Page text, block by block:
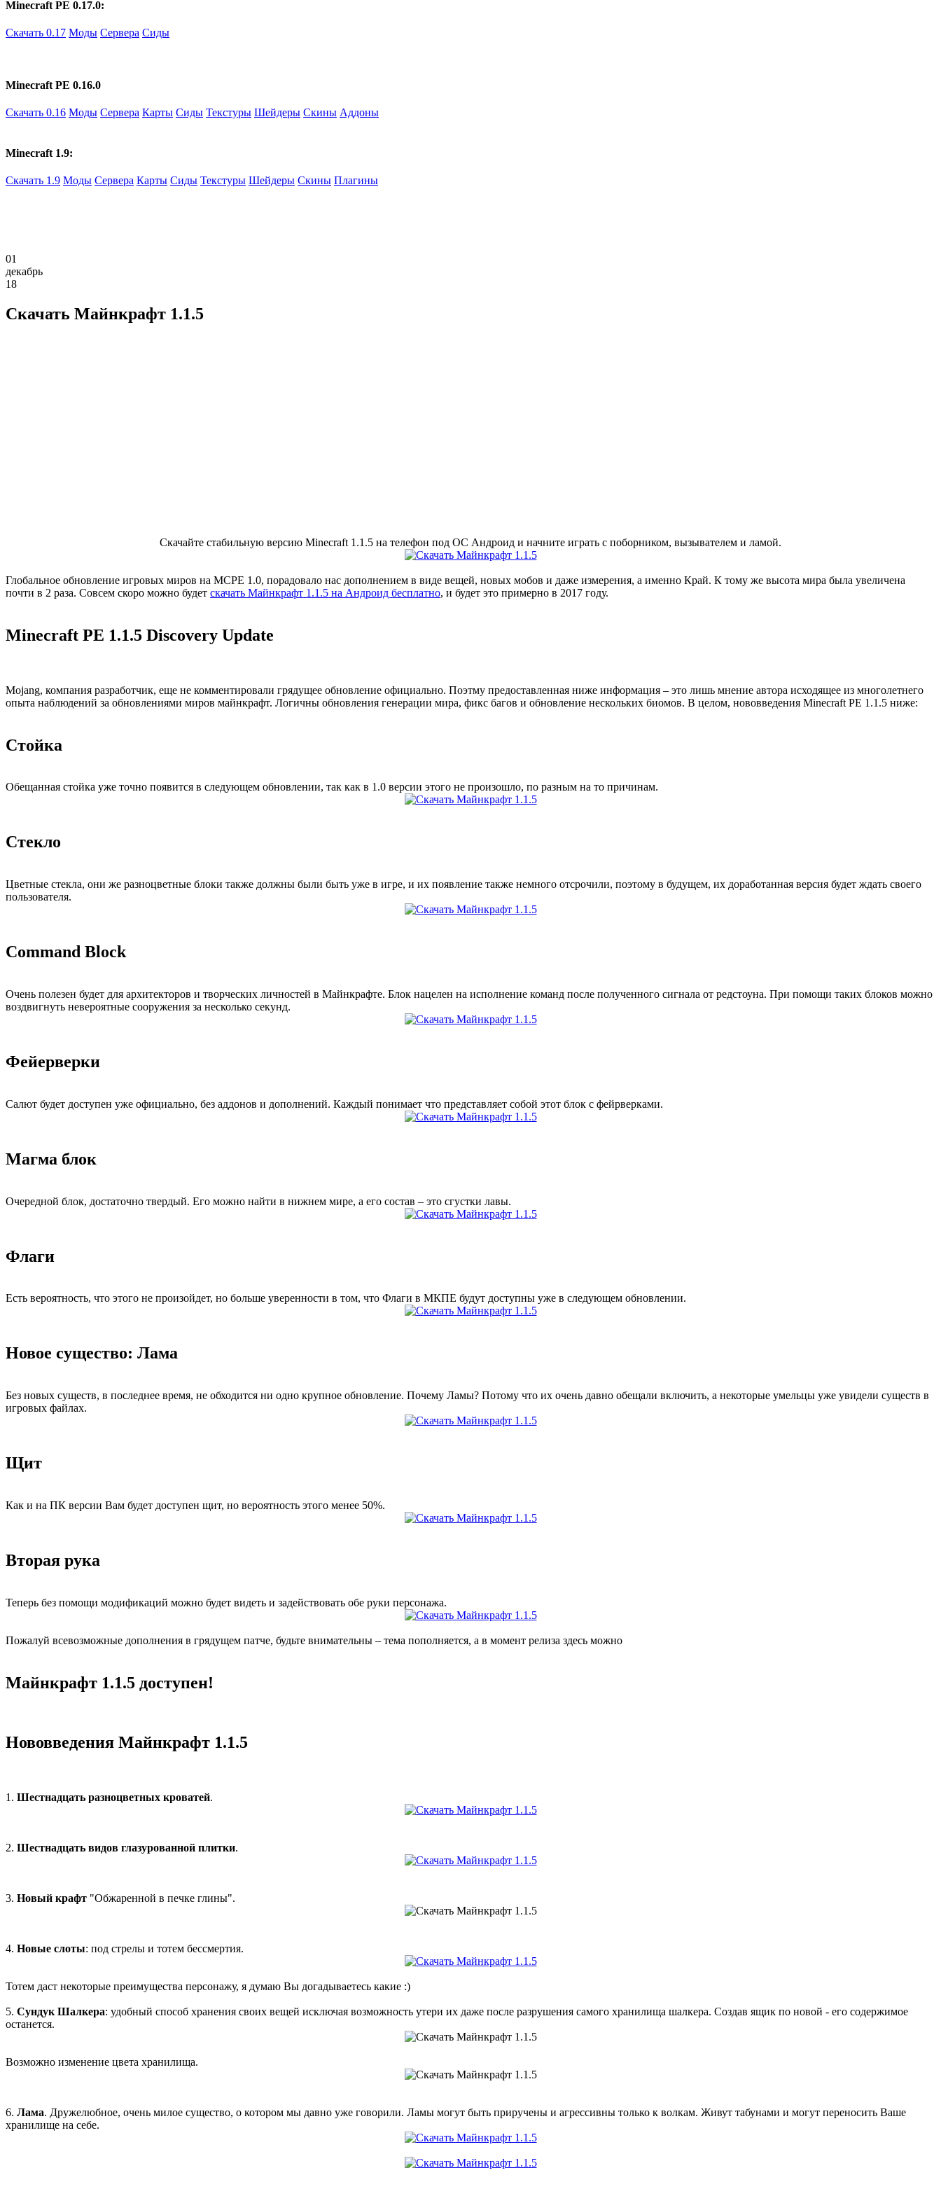
Minecraft PE 0.17.0:
Скачать 0.17 Моды Сервера Сиды
Minecraft PE 0.16.0
Скачать 0.16 Моды Сервера Карты Сиды Текстуры Шейдеры Скины Аддоны
Minecraft 1.9:
Скачать 1.9 Моды Сервера Карты Сиды Текстуры Шейдеры Скины Плагины
01
декабрь
18
Скачать Майнкрафт 1.1.5
Скачайте стабильную версию Minecraft 1.1.5 на телефон под ОС Андроид и начните играть с поборником, вызывателем и ламой.
Глобальное обновление игровых миров на MCPE 1.0, порадовало нас дополнением в виде вещей, новых мобов и даже измерения, а именно Край. К тому же высота мира была увеличена
почти в 2 раза. Совсем скоро можно будет скачать Майнкрафт 1.1.5 на Андроид бесплатно, и будет это примерно в 2017 году.
Minecraft PE 1.1.5 Discovery Update
Mojang, компания разработчик, еще не комментировали грядущее обновление официально. Поэтму предоставленная ниже информация – это лишь мнение автора исходящее из многолетнего
опыта наблюдений за обновлениями миров майнкрафт. Логичны обновления генерации мира, фикс багов и обновление нескольких биомов. В целом, нововведения Minecraft PE 1.1.5 ниже:
Стойка
Обещанная стойка уже точно появится в следующем обновлении, так как в 1.0 версии этого не произошло, по разным на то причинам.
Стекло
Цветные стекла, они же разноцветные блоки также должны были быть уже в игре, и их появление также немного отсрочили, поэтому в будущем, их доработанная версия будет ждать своего
пользователя.
Command Block
Очень полезен будет для архитекторов и творческих личностей в Майнкрафте. Блок нацелен на исполнение команд после полученного сигнала от редстоуна. При помощи таких блоков можно
воздвигнуть невероятные сооружения за несколько секунд.
Фейерверки
Салют будет доступен уже официально, без аддонов и дополнений. Каждый понимает что представляет собой этот блок с фейрверками.
Магма блок
Очередной блок, достаточно твердый. Его можно найти в нижнем мире, а его состав – это сгустки лавы.
Флаги
Есть вероятность, что этого не произойдет, но больше уверенности в том, что Флаги в МКПЕ будут доступны уже в следующем обновлении.
Новое существо: Лама
Без новых существ, в последнее время, не обходится ни одно крупное обновление. Почему Ламы? Потому что их очень давно обещали включить, а некоторые умельцы уже увидели существ в
игровых файлах.
Щит
Как и на ПК версии Вам будет доступен щит, но вероятность этого менее 50%.
Вторая рука
Теперь без помощи модификаций можно будет видеть и задействовать обе руки персонажа.
Пожалуй всевозможные дополнения в грядущем патче, будьте внимательны – тема пополняется, а в момент релиза здесь можно
Майнкрафт 1.1.5 доступен!
Нововведения Майнкрафт 1.1.5
1. Шестнадцать разноцветных кроватей.
2. Шестнадцать видов глазурованной плитки.
3. Новый крафт "Обжаренной в печке глины".
4. Новые слоты: под стрелы и тотем бессмертия.
Тотем даст некоторые преимущества персонажу, я думаю Вы догадываетесь какие :)
5. Сундук Шалкера: удобный способ хранения своих вещей исключая возможность утери их даже после разрушения самого хранилища шалкера. Создав ящик по новой - его содержимое
останется.
Возможно изменение цвета хранилища.
6. Лама. Дружелюбное, очень милое существо, о котором мы давно уже говорили. Ламы могут быть приручены и агрессивны только к волкам. Живут табунами и могут переносить Ваше
хранилище на себе.